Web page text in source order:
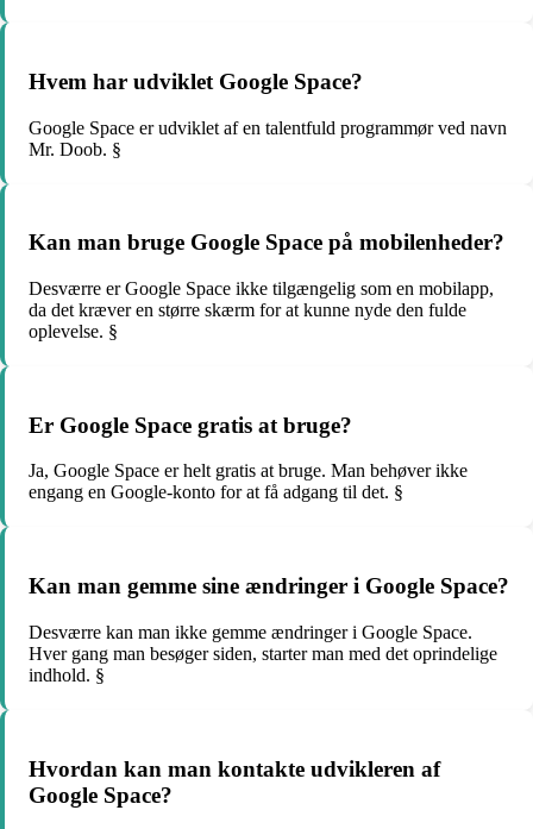
Hvem har udviklet Google Space?
Google Space er udviklet af en talentfuld programmør ved navn
Mr. Doob. §
Kan man bruge Google Space på mobilenheder?
Desværre er Google Space ikke tilgængelig som en mobilapp,
da det kræver en større skærm for at kunne nyde den fulde
oplevelse. §
Er Google Space gratis at bruge?
Ja, Google Space er helt gratis at bruge. Man behøver ikke
engang en Google-konto for at få adgang til det. §
Kan man gemme sine ændringer i Google Space?
Desværre kan man ikke gemme ændringer i Google Space.
Hver gang man besøger siden, starter man med det oprindelige
indhold. §
Hvordan kan man kontakte udvikleren af
Google Space?